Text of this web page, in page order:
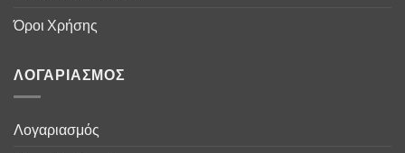
Όροι Χρήσης
ΛΟΓΑΡΙΑΣΜΟΣ
Λογαριασμός